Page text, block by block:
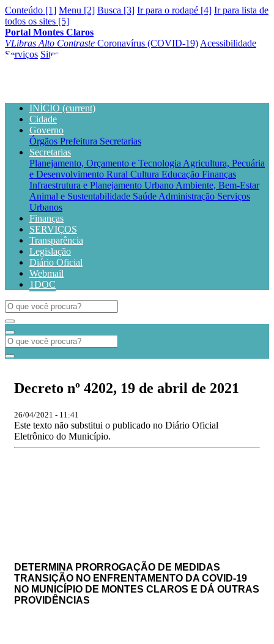
Conteúdo [1] Menu [2] Busca [3] Ir para o rodapé [4] Ir para lista de
todos os sites [5]
Portal Montes Claros
VLibras Alto Contraste Coronavírus (COVID-19) Acessibilidade
Serviços Sites
INÍCIO (current)
Cidade
Governo
Órgãos Prefeitura Secretarias
Secretarias
Planejamento, Orçamento e Tecnologia Agricultura, Pecuária
e Desenvolvimento Rural Cultura Educação Finanças
Infraestrutura e Planejamento Urbano Ambiente, Bem-Estar
Animal e Sustentabilidade Saúde Administração Serviços
Urbanos
Finanças
SERVIÇOS
Transparência
Legislação
Diário Oficial
Webmail
1DOC
Decreto nº 4202, 19 de abril de 2021
26/04/2021 - 11:41
Este texto não substitui o publicado no Diário Oficial
Eletrônico do Município.
DETERMINA PRORROGAÇÃO DE MEDIDAS
TRANSIÇÃO NO ENFRENTAMENTO DA COVID-19
NO MUNICÍPIO DE MONTES CLAROS E DÁ OUTRAS
PROVIDÊNCIAS